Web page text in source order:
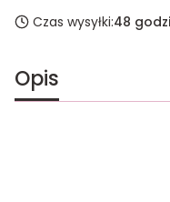
Czas wysyłki:48
Opis